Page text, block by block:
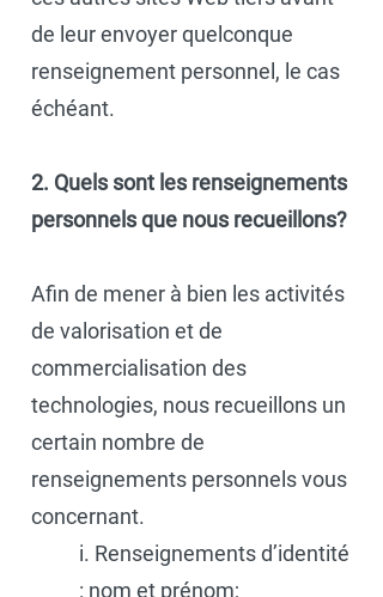
de leur envoyer quelconque
renseignement personnel, le cas
échéant.
2. Quels sont les renseignements
personnels que nous recueillons?
Afin de mener à bien les activités
de valorisation et de
commercialisation des
technologies, nous recueillons un
certain nombre de
renseignements personnels vous
concernant.
i. Renseignements d’identité
: nom et prénom;